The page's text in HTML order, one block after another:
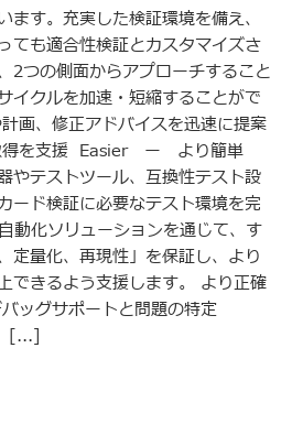
す。充実した検証環境を備え、
ても適合性検証とカスタマイズさ
2つの側面からアプローチすること
イクルを加速・短縮することがで
画、修正アドバイスを迅速に提案
得を支援 Easier ー より簡単
やテストツール、互換性テスト設
ード検証に必要なテスト環境を完
動化ソリューションを通じて、す
定量化、再現性」を保証し、より
できるよう支援します。 より正確
ッグサポートと問題の特定
[...]